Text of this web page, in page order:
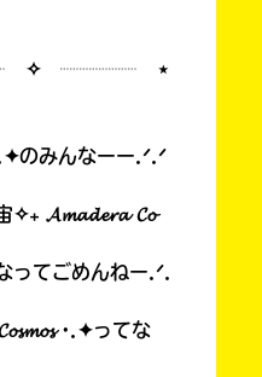
✧ ┈┈┈┈ ⋆
のみんなーー.ᐟ.ᐟ
✧₊ 𝓐𝓶𝓪𝓭𝓮𝓻𝓪 𝓒𝓸
ってごめんねー.ᐟ.
·.✦ってな